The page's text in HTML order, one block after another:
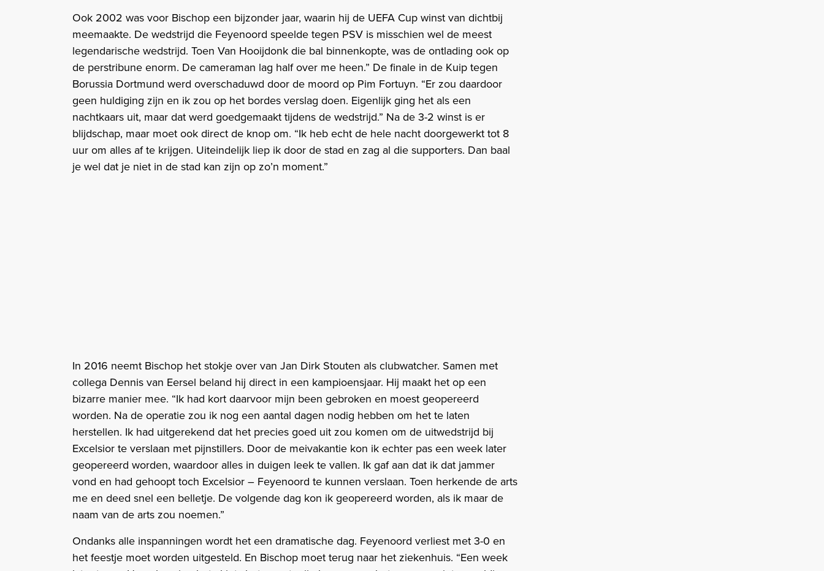
Ook 2002 was voor Bischop een bijzonder jaar, waarin hij de UEFA Cup winst van dichtbij
meemaakte. De wedstrijd die Feyenoord speelde tegen PSV is misschien wel de meest
legendarische wedstrijd. Toen Van Hooijdonk die bal binnenkopte, was de ontlading ook op
de perstribune enorm. De cameraman lag half over me heen.” De finale in de Kuip tegen
Borussia Dortmund werd overschaduwd door de moord op Pim Fortuyn. “Er zou daardoor
geen huldiging zijn en ik zou op het bordes verslag doen. Eigenlijk ging het als een
nachtkaars uit, maar dat werd goedgemaakt tijdens de wedstrijd.” Na de 3-2 winst is er
blijdschap, maar moet ook direct de knop om. “Ik heb echt de hele nacht doorgewerkt tot 8
uur om alles af te krijgen. Uiteindelijk liep ik door de stad en zag al die supporters. Dan baal
je wel dat je niet in de stad kan zijn op zo’n moment.”
In 2016 neemt Bischop het stokje over van Jan Dirk Stouten als clubwatcher. Samen met
collega Dennis van Eersel beland hij direct in een kampioensjaar. Hij maakt het op een
bizarre manier mee. “Ik had kort daarvoor mijn been gebroken en moest geopereerd
worden. Na de operatie zou ik nog een aantal dagen nodig hebben om het te laten
herstellen. Ik had uitgerekend dat het precies goed uit zou komen om de uitwedstrijd bij
Excelsior te verslaan met pijnstillers. Door de meivakantie kon ik echter pas een week later
geopereerd worden, waardoor alles in duigen leek te vallen. Ik gaf aan dat ik dat jammer
vond en had gehoopt toch Excelsior – Feyenoord te kunnen verslaan. Toen herkende de arts
me en deed snel een belletje. De volgende dag kon ik geopereerd worden, als ik maar de
naam van de arts zou noemen.”
Ondanks alle inspanningen wordt het een dramatische dag. Feyenoord verliest met 3-0 en
het feestje moet worden uitgesteld. En Bischop moet terug naar het ziekenhuis. “Een week